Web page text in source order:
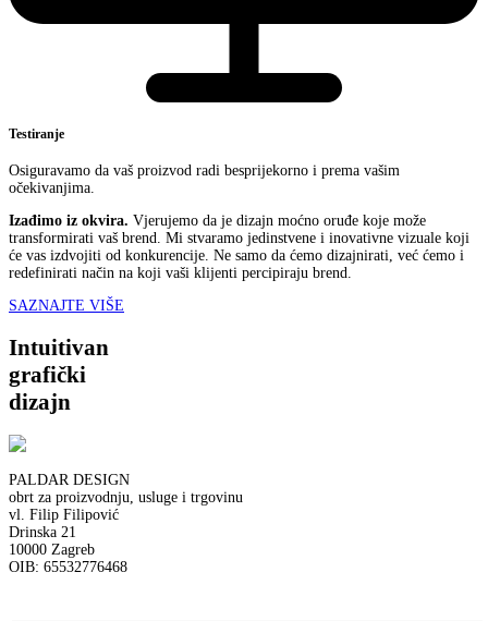
Testiranje
Osiguravamo da vaš proizvod radi besprijekorno i prema vašim
očekivanjima.
Izađimo iz okvira. Vjerujemo da je dizajn moćno oruđe koje može
transformirati vaš brend. Mi stvaramo jedinstvene i inovativne vizuale koji
će vas izdvojiti od konkurencije. Ne samo da ćemo dizajnirati, već ćemo i
redefinirati način na koji vaši klijenti percipiraju brend.
SAZNAJTE VIŠE
Intuitivan
grafički
dizajn
PALDAR DESIGN
obrt za proizvodnju, usluge i trgovinu
vl. Filip Filipović
Drinska 21
10000 Zagreb
OIB: 65532776468